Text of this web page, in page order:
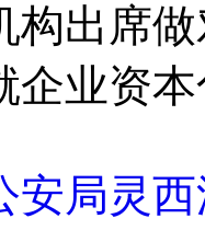
构出席
企业资
安局灵